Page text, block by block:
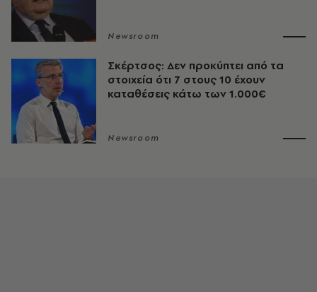
Newsroom
Σκέρτσος: Δεν προκύπτει από τα
στοιχεία ότι 7 στους 10 έχουν
καταθέσεις κάτω των 1.000€
Newsroom